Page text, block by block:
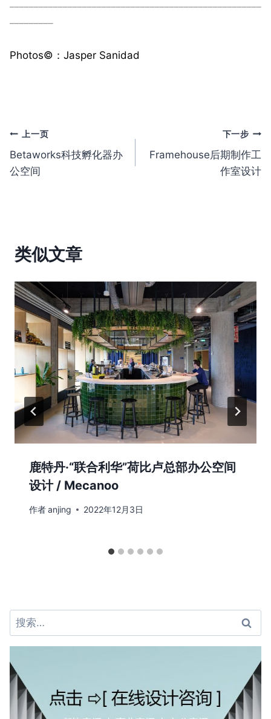
Photos©️：Jasper Sanidad
文
章
上一页
Betaworks科技孵化器办
公空间
下一步
Framehouse后期制作工
作室设计
类似文章
鹿特丹·“联合利华”荷比卢总部办公空间
设计 / Mecanoo
作者anjing 2022年12月3日
搜
索：